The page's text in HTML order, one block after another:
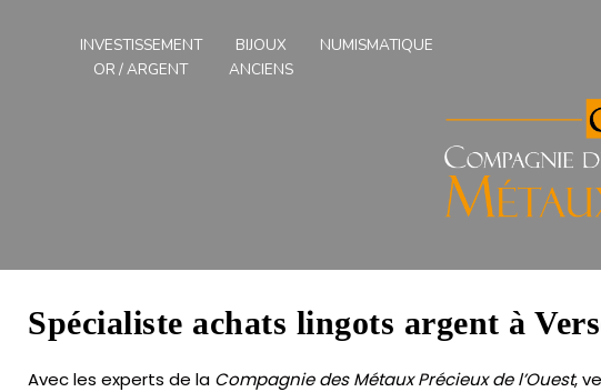
INVESTISSEMENT
OR / ARGENT
BIJOUX
ANCIENS
NUMISMATIQUE
Spécialiste achats lingots argent à
Avec les experts de la Compagnie des Métaux Précieux de l’Ouest,